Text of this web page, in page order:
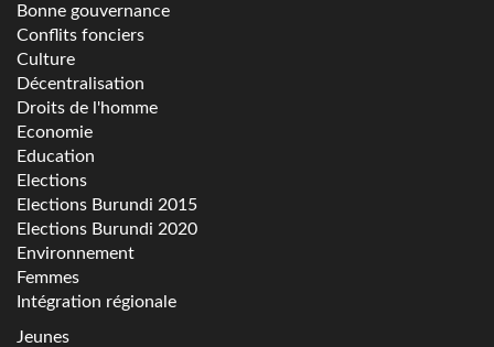
Bonne gouvernance
Conflits fonciers
Culture
Décentralisation
Droits de l'homme
Economie
Education
Elections
Elections Burundi 2015
Elections Burundi 2020
Environnement
Femmes
Intégration régionale
Jeunes